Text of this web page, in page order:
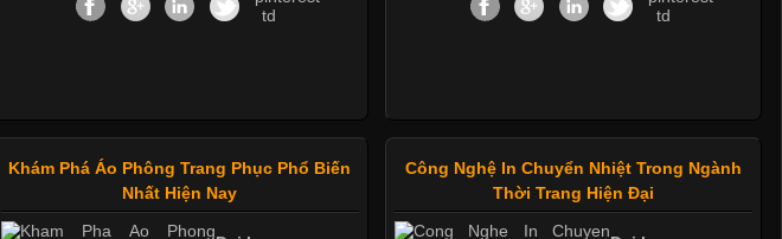
Khám Phá Áo Phông Trang Phục Phổ Biến
Nhất Hiện Nay
Công Nghệ In Chuyển Nhiệt Trong Ngành
Thời Trang Hiện Đại